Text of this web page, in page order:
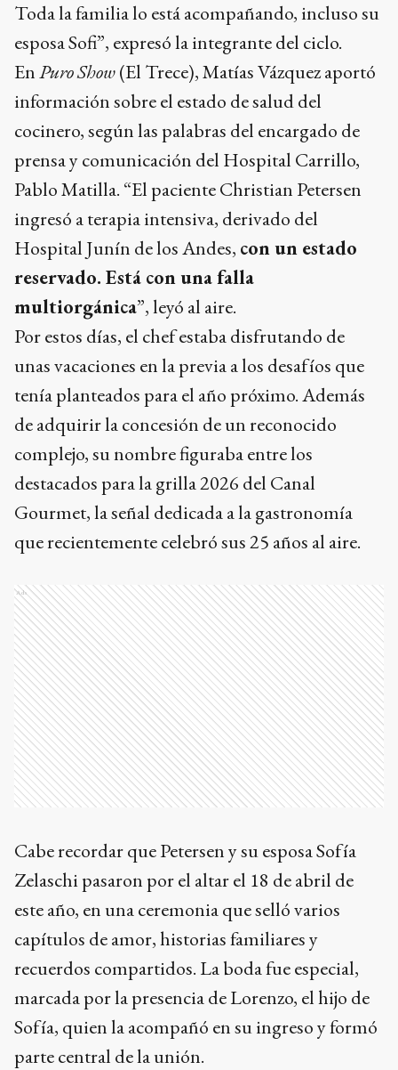
Toda la familia lo está acompañando, incluso su
esposa Sofi”, expresó la integrante del ciclo.
EnPuro Show(El Trece), Matías Vázquez aportó
información sobre el estado de salud del
cocinero, según las palabras del encargado de
prensa y comunicación del Hospital Carrillo,
Pablo Matilla. “El paciente Christian Petersen
ingresó a terapia intensiva, derivado del
Hospital Junín de los Andes, con un estado
reservado. Está con una falla
multiorgánica”, leyó al aire.
Por estos días, el chef estaba disfrutando de
unas vacaciones en la previa a los desafíos que
tenía planteados para el año próximo. Además
de adquirir la concesión de un reconocido
complejo, su nombre figuraba entre los
destacados para la grilla 2026 del Canal
Gourmet, la señal dedicada a la gastronomía
que recientemente celebró sus 25 años al aire.
Ads
Cabe recordar que Petersen y su esposa Sofía
Zelaschi pasaron por el altar el 18 de abril de
este año, en una ceremonia que selló varios
capítulos de amor, historias familiares y
recuerdos compartidos. La boda fue especial,
marcada por la presencia de Lorenzo, el hijo de
Sofía, quien la acompañó en su ingreso y formó
parte central de la unión.